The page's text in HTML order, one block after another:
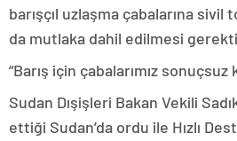
barışçıl uzlaşma çabalarına sivil
da mutlaka dahil edilmesi
“Barış için çabalarımız sonuçsuz
Sudan Dışişleri Bakan Vekili
ettiği Sudan’da ordu ile Hızlı